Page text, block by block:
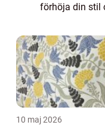
förhöja din stil
valmöjligheter
10 maj 2026